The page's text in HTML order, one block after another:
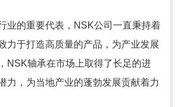
业的重要代表，NSK公司一直秉持着
力于打造高质量的产品，为产业发展
NSK轴承在市场上取得了长足的进
力，为当地产业的蓬勃发展贡献着力